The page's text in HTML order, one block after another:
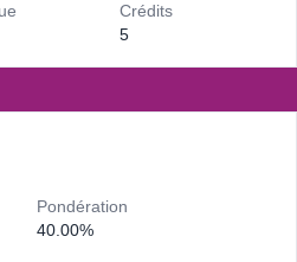
Crédits
5
Pondération
40.00%